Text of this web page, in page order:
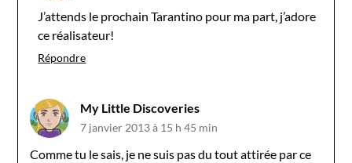
J’attends le prochain Tarantino pour ma part, j’adore
ce réalisateur!
Répondre
My Little Discoveries
7 janvier 2013 à 15 h 45 min
Comme tu le sais, je ne suis pas du tout attirée par ce